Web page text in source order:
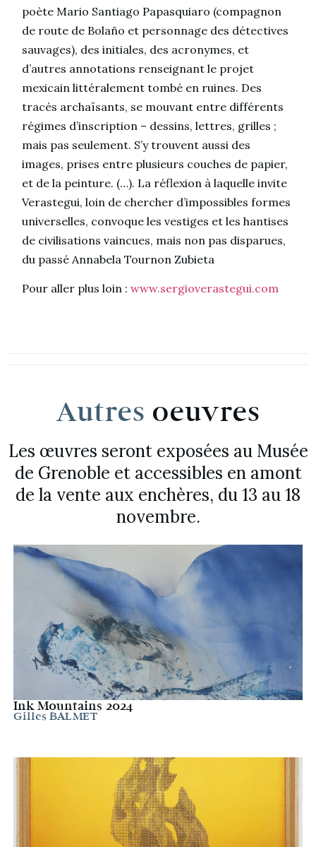
poète Mario Santiago Papasquiaro (compagnon
de route de Bolaño et personnage des détectives
sauvages), des initiales, des acronymes, et
d’autres annotations renseignant le projet
mexicain littéralement tombé en ruines. Des
tracés archaïsants, se mouvant entre différents
régimes d’inscription – dessins, lettres, grilles ;
mais pas seulement. S’y trouvent aussi des
images, prises entre plusieurs couches de papier,
et de la peinture. (…). La réflexion à laquelle invite
Verastegui, loin de chercher d’impossibles formes
universelles, convoque les vestiges et les hantises
de civilisations vaincues, mais non pas disparues,
du passé Annabela Tournon Zubieta
Pour aller plus loin :www.sergioverastegui.com
Autres oeuvres
Les œuvres seront exposées au Musée
de Grenoble et accessibles en amont
de la vente aux enchères, du 13 au 18
novembre.
Ink Mountains 2024
Gilles BALMET